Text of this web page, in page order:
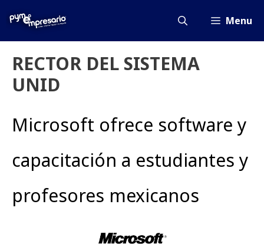
Menu
RECTOR DEL SISTEMA
UNID
Microsoft ofrece software y
capacitación a estudiantes y
profesores mexicanos